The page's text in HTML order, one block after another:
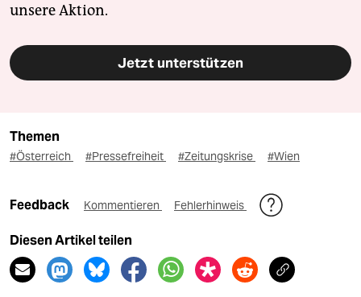
unsere Aktion.
Jetzt unterstützen
Themen
#Österreich #Pressefreiheit #Zeitungskrise #Wien
Feedback Kommentieren Fehlerhinweis
Diesen Artikel teilen